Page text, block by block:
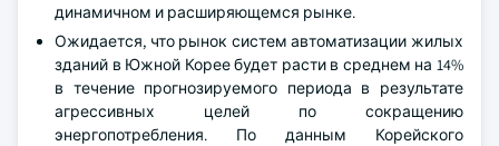
динамичном и расширяющемся рынке.
Ожидается, что рынок систем автоматизации жилых
зданий в Южной Корее будет расти в среднем на 14%
в течение прогнозируемого периода в результате
агрессивных целей по сокращению
энергопотребления. По данным Корейского